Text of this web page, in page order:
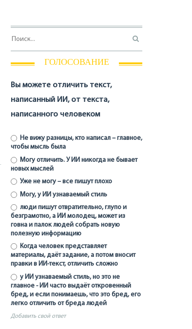
ГОЛОСОВАНИЕ
Вы можете отличить текст,
написанный ИИ, от текста,
написанного человеком
Не вижу разницы, кто написал – главное,
чтобы мысль была
Могу отличить. У ИИ никогда не бывает
новых мыслей
Уже не могу – все пишут плохо
Могу, у ИИ узнаваемый стиль
люди пишут отвратительно, глупо и
безграмотно, а ИИ молодец, может из
говна и палок людей собрать новую
полезную информацию
Когда человек представляет
материалы, даёт задание, а потом вносит
правки в ИИ-текст, отличить сложно
у ИИ узнаваемый стиль, но это не
главное - ИИ часто выдаёт откровенный
бред, и если понимаешь, что это бред, его
легко отличить от бреда людей
Добавить свой ответ